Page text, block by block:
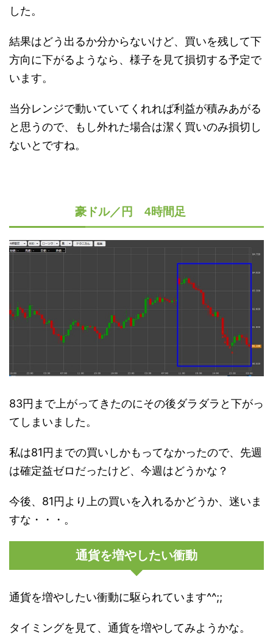
した。
結果はどう出るか分からないけど、買いを残して下
方向に下がるようなら、様子を見て損切する予定で
います。
当分レンジで動いていてくれれば利益が積みあがる
と思うので、もし外れた場合は潔く買いのみ損切し
ないとですね。
豪ドル／円 4時間足
83円まで上がってきたのにその後ダラダラと下がっ
てしまいました。
私は81円までの買いしかもってなかったので、先週
は確定益ゼロだったけど、今週はどうかな？
今後、81円より上の買いを入れるかどうか、迷いま
すな・・・。
通貨を増やしたい衝動
通貨を増やしたい衝動に駆られています^^;;
タイミングを見て、通貨を増やしてみようかな。